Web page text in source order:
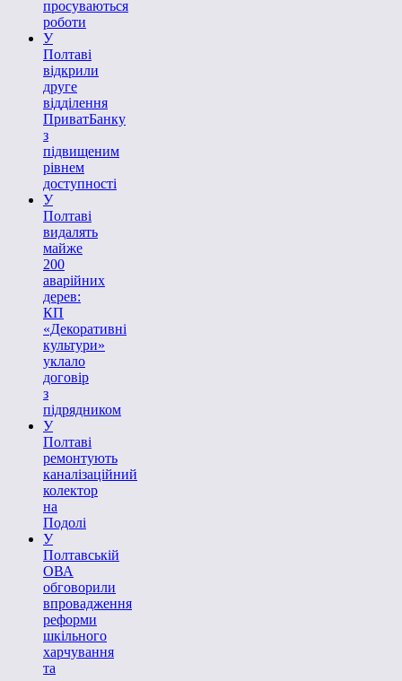
просуваються
роботи
У
Полтаві
відкрили
друге
відділення
ПриватБанку
з
підвищеним
рівнем
доступності
У
Полтаві
видалять
майже
200
аварійних
дерев:
КП
«Декоративні
культури»
уклало
договір
з
підрядником
У
Полтаві
ремонтують
каналізаційний
колектор
на
Подолі
У
Полтавській
ОВА
обговорили
впровадження
реформи
шкільного
харчування
та